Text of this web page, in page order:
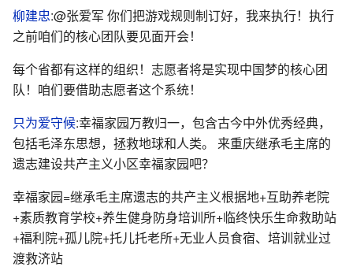
柳建忠:@张爱军 你们把游戏规则制订好，我来执行！执行
之前咱们的核心团队要见面开会！
每个省都有这样的组织！志愿者将是实现中国梦的核心团
队！咱们要借助志愿者这个系统！
只为爱守候:幸福家园万教归一，包含古今中外优秀经典，
包括毛泽东思想，拯救地球和人类。 来重庆继承毛主席的
遗志建设共产主义小区幸福家园吧？
幸福家园=继承毛主席遗志的共产主义根据地+互助养老院
+素质教育学校+养生健身防身培训所+临终快乐生命救助站
+福利院+孤儿院+托儿托老所+无业人员食宿、培训就业过
渡救济站